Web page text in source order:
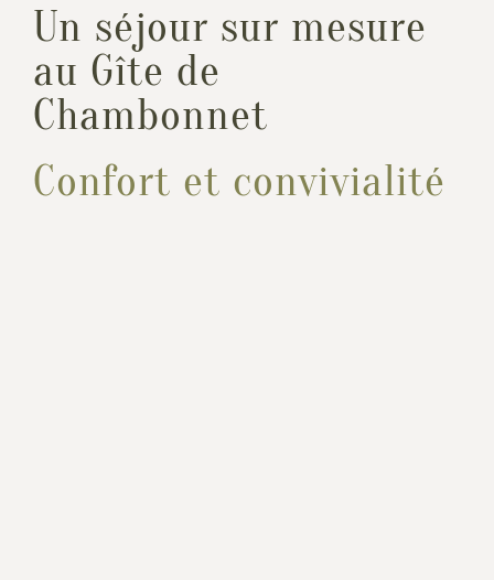
Un séjour sur mesure
au Gîte de
Chambonnet
Confort et convivialité